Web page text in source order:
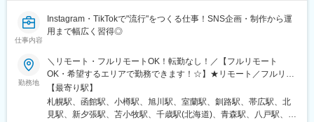
県庁通り駅、矢賀駅、下祇園駅、宇品三丁目駅、楽々園駅、比治
山下駅、南岩国駅、周防花岡駅、柳井駅、今治駅、御井駅、平和
駅、小倉駅(福岡県)、熊西駅、スペースワールド駅、原田駅(福岡
県)、橋本駅(福岡県)、唐人町駅、天神駅、鳥栖駅、道ノ尾駅、長
崎駅(長崎県)、神泉駅、新宿駅(東京メトロ)、東銀座駅、奥沢駅、
長堀橋駅、本川越駅、新越谷駅、市川真間駅、船橋駅、京成稲毛
駅、東海神駅、京王八王子駅、つつじケ丘駅、府中競馬正門前
仕事内容
Instagram・TikTokで"流行"をつくる仕事！SNS企画・制作から運
用まで幅広く習得◎
勤務地
＼リモート・フルリモートOK！転勤なし！／【フルリモート
OK・希望するエリアで勤務できます！☆】★リモート／フルリモ
ート選択可★通勤なし・全国どこからでも勤務OK★将来的には
「カフェで仕事」「旅しながら働く」も可能★転勤なし（地方在
住の方も歓迎）※研修期間中は各プロジェクト先への出社となりま
【最寄り駅】
札幌駅、函館駅、小樽駅、旭川駅、室蘭駅、釧路駅、帯広駅、北
見駅、新夕張駅、苫小牧駅、千歳駅(北海道)、青森駅、八戸駅、弘